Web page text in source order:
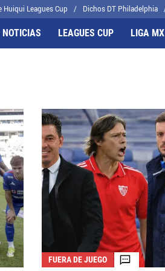
Huiqui Leagues Cup Dichos DT Philadelphia
LEAGUES CUP LIGA MX
Erik Lira
Charly Rodríguez
FUERA DE JUEGO